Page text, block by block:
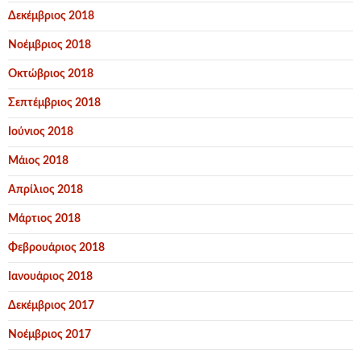
Δεκέμβριος 2018
Νοέμβριος 2018
Οκτώβριος 2018
Σεπτέμβριος 2018
Ιούνιος 2018
Μάιος 2018
Απρίλιος 2018
Μάρτιος 2018
Φεβρουάριος 2018
Ιανουάριος 2018
Δεκέμβριος 2017
Νοέμβριος 2017